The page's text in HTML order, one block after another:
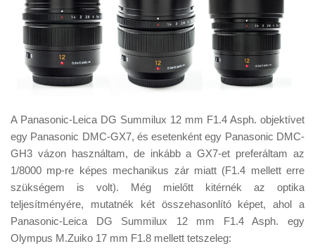
A Panasonic-Leica DG Summilux 12 mm F1.4 Asph. objektívet
egy Panasonic DMC-GX7, és esetenként egy Panasonic DMC-
GH3 vázon használtam, de inkább a GX7-et preferáltam az
1/8000 mp-re képes mechanikus zár miatt (F1.4 mellett erre
szükségem is volt). Még mielőtt kitérnék az optika
teljesítményére, mutatnék két összehasonlító képet, ahol a
Panasonic-Leica DG Summilux 12 mm F1.4 Asph. egy
Olympus M.Zuiko 17 mm F1.8 mellett tetszeleg: